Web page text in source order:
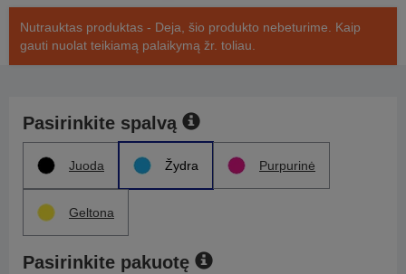
Nutrauktas produktas - Deja, šio produkto nebeturime. Kaip
gauti nuolat teikiamą palaikymą žr. toliau.
Pasirinkite spalvą
Juoda Žydra Purpurinė
Geltona
Pasirinkite pakuotę